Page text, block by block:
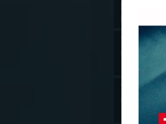
(11/20)
16:55
Události
17:00
Události